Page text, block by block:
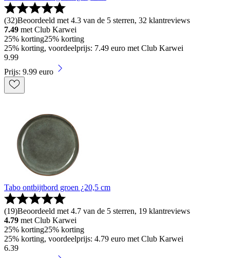
(32)Beoordeeld met 4.3 van de 5 sterren, 32 klantreviews
7.49 met Club Karwei
25% korting25% korting
25% korting, voordeelprijs: 7.49 euro met Club Karwei
9.99
Prijs: 9.99 euro
Tabo ontbijtbord groen ¿20,5 cm
(19)Beoordeeld met 4.7 van de 5 sterren, 19 klantreviews
4.79 met Club Karwei
25% korting25% korting
25% korting, voordeelprijs: 4.79 euro met Club Karwei
6.39